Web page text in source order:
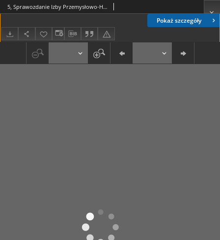
Pokaż szczegóły
5, Sprawozdanie Izby Przemysłowo-Handlowej w Lublinie za Rok 1933